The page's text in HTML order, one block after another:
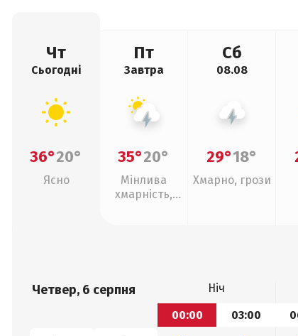
Чт
Сьогодні
36°20°
Ясно
Пт
Завтра
35°20°
Мінлива
хмарність,
Сб
08.08
29°18°
Хмарно, грози
Четвер, 6 серпня Ніч
00:00
03:00